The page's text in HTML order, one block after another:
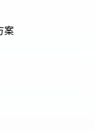
案